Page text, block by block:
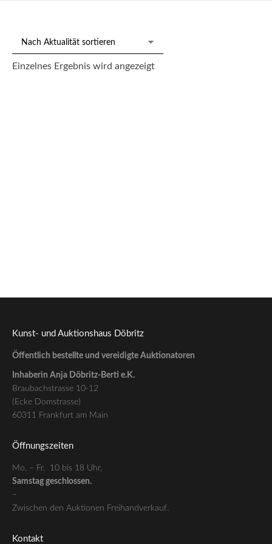
Einzelnes Ergebnis wird angezeigt
Kunst- und Auktionshaus Döbritz
Öffentlich bestellte und vereidigte Auktionatoren
Inhaberin Anja Döbritz-Berti e.K.
Braubachstrasse 10-12
(Ecke Domstrasse)
60311 Frankfurt am Main
Öffnungszeiten
Mo. – Fr. 10 bis 18 Uhr,
Samstag geschlossen.
–
Zwischen den Auktionen Freihandverkauf.
Kontakt